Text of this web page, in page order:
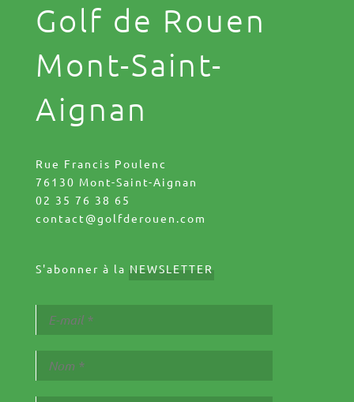
Golf de Rouen
Mont-Saint-
Aignan
Rue Francis Poulenc
76130 Mont-Saint-Aignan
02 35 76 38 65
contact@golfderouen.com
S'abonner à la NEWSLETTER